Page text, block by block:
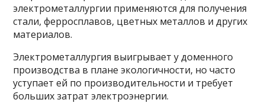
электрометаллургии применяются для получения
стали, ферросплавов, цветных металлов и других
материалов.
Электрометаллургия выигрывает у доменного
производства в плане экологичности, но часто
уступает ей по производительности и требует
больших затрат электроэнергии.